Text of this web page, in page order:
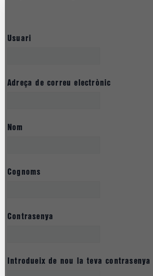
Usuari
Adreça de correu electrònic
Nom
Cognoms
Contrasenya
Introdueix de nou la teva contrasenya